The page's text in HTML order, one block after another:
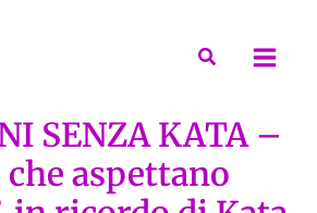
Cerca
SENZA KATA –
che aspettano